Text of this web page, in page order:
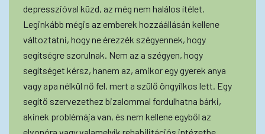
depresszióval küzd, az még nem halálos ítélet.
Leginkább mégis az emberek hozzáállásán kellene
változtatni, hogy ne érezzék szégyennek, hogy
segítségre szorulnak. Nem az a szégyen, hogy
segítséget kérsz, hanem az, amikor egy gyerek anya
vagy apa nélkül nő fel, mert a szülő öngyilkos lett. Egy
segítő szervezethez bizalommal fordulhatna bárki,
akinek problémája van, és nem kellene egyből az